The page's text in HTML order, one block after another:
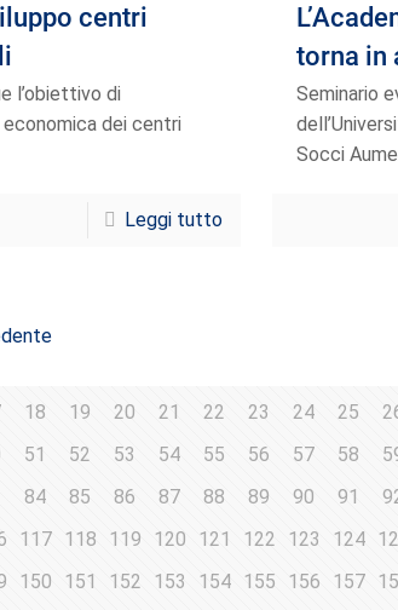
centri
l’obiettivo di
dei centri
Leggi tutto
torna in
Seminario
Socci
18 19 20 21 22 23 24 25
51 52 53 54 55 56 57 58
84 85 86 87 88 89 90 91
117 118 119 120 121 122 123 124
150 151 152 153 154 155 156 157